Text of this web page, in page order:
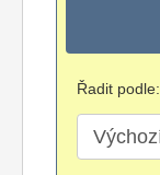
Řadit podle: